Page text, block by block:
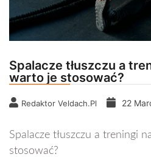
Spalacze tłuszczu a
warto je stosować?
Redaktor Veldach.pl 22
Spalacze tłuszczu a treningi
stosować?